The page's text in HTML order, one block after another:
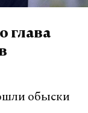
О.В.
молодежной
по
работе
глава
обыски